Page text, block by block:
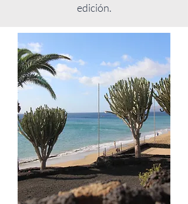
edición.